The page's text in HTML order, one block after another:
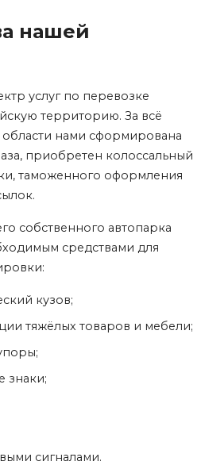
нашей
услуг по перевозке
территорию. За всё
нами сформирована
приобретен колоссальный
таможенного оформления
собственного автопарка
средствами для
кузов;
тяжёлых товаров и мебели;
знаки;
сигналами.